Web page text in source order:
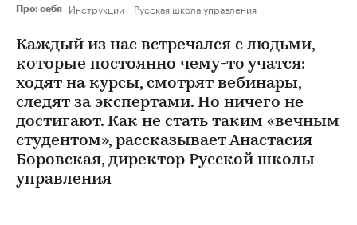
Про: себя Инструкции Русская школа управления
Каждый из нас встречался с людьми,
которые постоянно чему-то учатся:
ходят на курсы, смотрят вебинары,
следят за экспертами. Но ничего не
достигают. Как не стать таким «вечным
студентом», рассказывает Анастасия
Боровская, директор Русской школы
управления